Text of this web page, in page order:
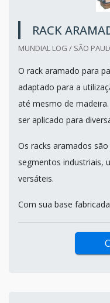
RACK
MUNDIAL LOG / SÃO
O rack aramado para
adaptado para a
até mesmo de
ser aplicado para
Os racks aramados
segmentos industriais,
versáteis.
Com sua base